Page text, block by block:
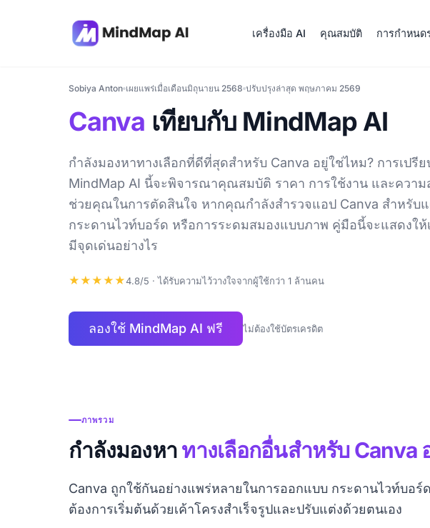
เครื่องมือ AI คุณสมบัติ การกำหนด
Sobiya Anton เผยแพร่เมื่อเดือนมิถุนายน 2568 ปรับปรุงล่าสุด พฤษภาคม 2569
Canva เทียบกับ MindMap AI
กำลังมองหาทางเลือกที่ดีที่สุดสำหรับ Canva อยู่ใช่ไหม? การเปรีย
MindMap AI นี้จะพิจารณาคุณสมบัติ ราคา การใช้งาน และความ
ช่วยคุณในการตัดสินใจ หากคุณกำลังสำรวจแอป Canva สำหรับ
กระดานไวท์บอร์ด หรือการระดมสมองแบบภาพ คู่มือนี้จะแสดงให้
มีจุดเด่นอย่างไร
★★★★★4.8/5 · ได้รับความไว้วางใจจากผู้ใช้กว่า 1 ล้านคน
ลองใช้ MindMap AI ฟรี ไม่ต้องใช้บัตรเครดิต
ภาพรวม
กำลังมองหาทางเลือกอื่นสำหรับ Canva
Canva ถูกใช้กันอย่างแพร่หลายในการออกแบบ กระดานไวท์บอ
ต้องการเริ่มต้นด้วยเค้าโครงสำเร็จรูปและปรับแต่งด้วยตนเอง